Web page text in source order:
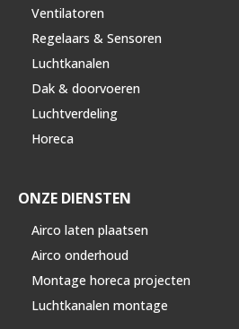
Ventilatoren
Regelaars & Sensoren
Luchtkanalen
Dak & doorvoeren
Luchtverdeling
Horeca
ONZE DIENSTEN
Airco laten plaatsen
Airco onderhoud
Montage horeca projecten
Luchtkanalen montage